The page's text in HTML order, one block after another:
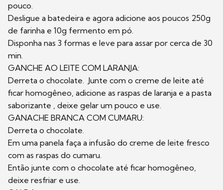
pouco.
Desligue a batedeira e agora adicione aos poucos 250g
de farinha e 10g fermento em pó.
Disponha nas 3 formas e leve para assar por cerca de 30
min.
GANCHE AO LEITE COM LARANJA:
Derreta o chocolate. Junte com o creme de leite até
ficar homogêneo, adicione as raspas de laranja e a pasta
saborizante , deixe gelar um pouco e use.
GANACHE BRANCA COM CUMARU:
Derreta o chocolate.
Em uma panela faça a infusão do creme de leite fresco
com as raspas do cumaru.
Então junte com o chocolate até ficar homogêneo,
deixe resfriar e use.